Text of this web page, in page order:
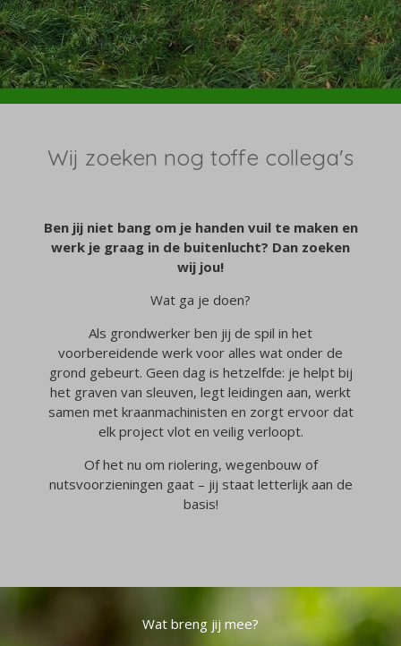
Wij zoeken nog toffe collega's
Ben jij niet bang om je handen vuil te maken en
werk je graag in de buitenlucht? Dan zoeken
wij jou!
Wat ga je doen?
Als grondwerker ben jij de spil in het
voorbereidende werk voor alles wat onder de
grond gebeurt. Geen dag is hetzelfde: je helpt bij
het graven van sleuven, legt leidingen aan, werkt
samen met kraanmachinisten en zorgt ervoor dat
elk project vlot en veilig verloopt.
Of het nu om riolering, wegenbouw of
nutsvoorzieningen gaat – jij staat letterlijk aan de
basis!
Wat breng jij mee?